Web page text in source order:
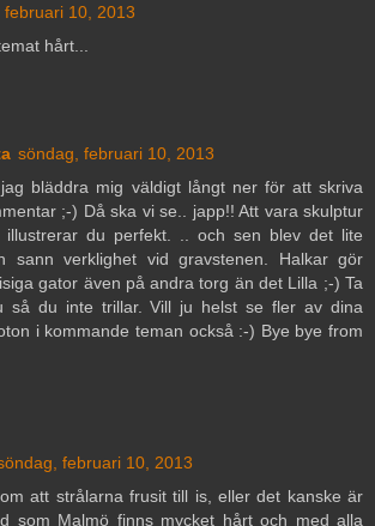
februari 10, 2013
hårt...
söndag, februari 10, 2013
bläddra mig väldigt långt ner för att skriva
;-) Då ska vi se.. japp!! Att vara skulptur
du perfekt. .. och sen blev det lite
sann verklighet vid gravstenen. Halkar gör
gator även på andra torg än det Lilla ;-) Ta
så du inte trillar. Vill ju helst se fler av dina
i kommande teman också :-) Bye bye from
februari 10, 2013
att strålarna frusit till is, eller det kanske är
som Malmö finns mycket hårt och med alla